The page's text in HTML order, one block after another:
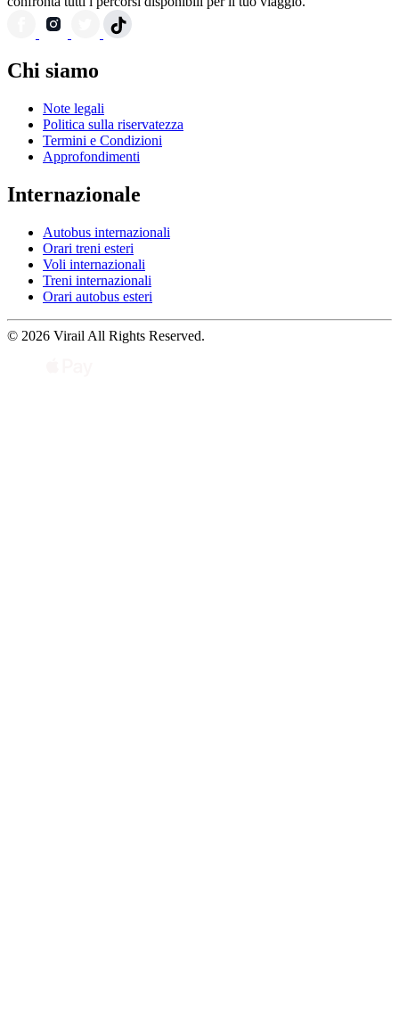
Chi siamo
Note legali
Politica sulla riservatezza
Termini e Condizioni
Approfondimenti
Internazionale
Autobus internazionali
Orari treni esteri
Voli internazionali
Treni internazionali
Orari autobus esteri
© 2026 Virail All Rights Reserved.